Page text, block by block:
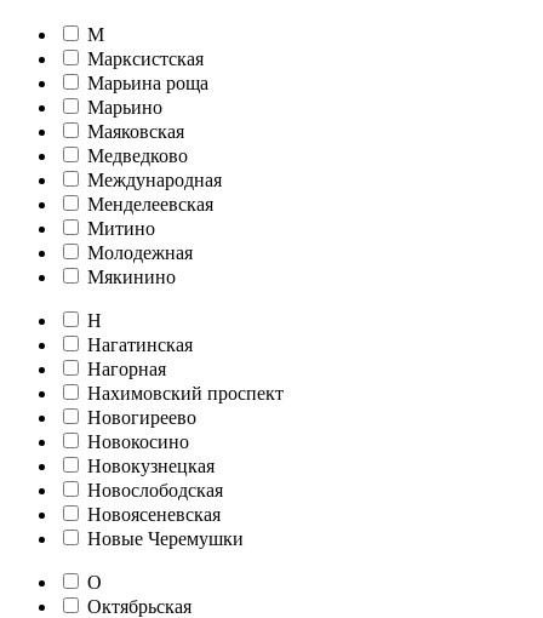
М
Марксистская
Марьина роща
Марьино
Маяковская
Медведково
Международная
Менделеевская
Митино
Молодежная
Мякинино
Н
Нагатинская
Нагорная
Нахимовский проспект
Новогиреево
Новокосино
Новокузнецкая
Новослободская
Новоясеневская
Новые Черемушки
О
Октябрьская